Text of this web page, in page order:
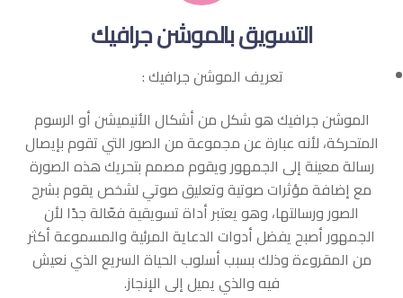
التسويق بالموشن جرافيك
تعريف الموشن جرافيك :
الموشن جرافيك هو شكل من أشكال الأنيميشن أو الرسوم
المتحركة، لأنه عبارة عن مجموعة من الصور التي تقوم بإيصال
رسالة معينة إلى الجمهور ويقوم مصمم بتحريك هذه الصورة
مع إضافة مؤثرات صوتية وتعليق صوتي لشخص يقوم بشرح
الصور ورسالتها، وهو يعتبر أداة تسويقية فعّالة جدًا لأن
الجمهور أصبح يفضل أدوات الدعاية المرئية والمسموعة أكثر
من المقروءة وذلك بسبب أسلوب الحياة السريع الذي نعيش
فيه والذي يميل إلى الإنجاز.